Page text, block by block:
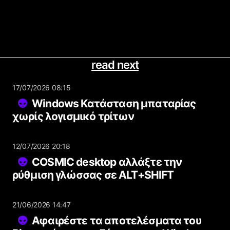
read next
17/07/2026 08:15
Windows Κατάσταση μπαταρίας
χωρίς λογισμικό τρίτων
12/07/2026 20:18
COSMIC desktop αλλάξτε την
ρύθμιση γλώσσας σε ALT+SHIFT
21/06/2026 14:47
Αφαιρέστε τα αποτελέσματα του